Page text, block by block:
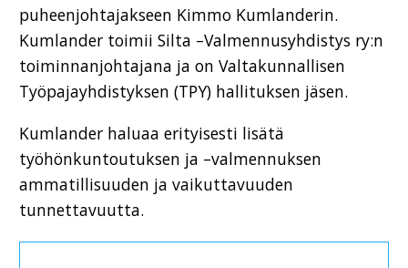
puheenjohtajakseen Kimmo Kumlanderin.
Kumlander toimii Silta –Valmennusyhdistys ry:n
toiminnanjohtajana ja on Valtakunnallisen
Työpajayhdistyksen (TPY) hallituksen jäsen.
Kumlander haluaa erityisesti lisätä
työhönkuntoutuksen ja –valmennuksen
ammatillisuuden ja vaikuttavuuden
tunnettavuutta.